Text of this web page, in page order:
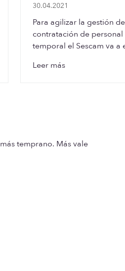
30.04.2021
Para agilizar la gestión
contratación de personal
temporal el Sescam va a
segunda llamada con un…
Leer más
temprano. Más vale